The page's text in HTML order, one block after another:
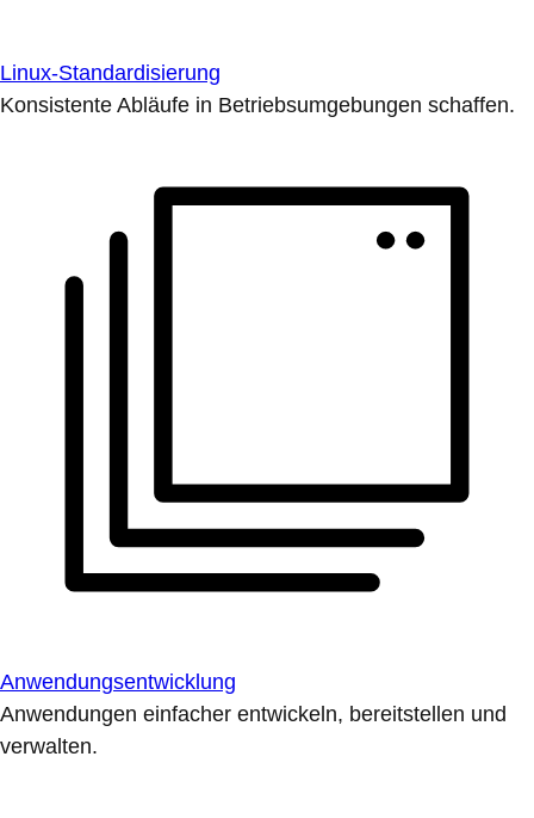
Linux-Standardisierung
Konsistente Abläufe in Betriebsumgebungen schaffen.
Anwendungsentwicklung
Anwendungen einfacher entwickeln, bereitstellen und
verwalten.